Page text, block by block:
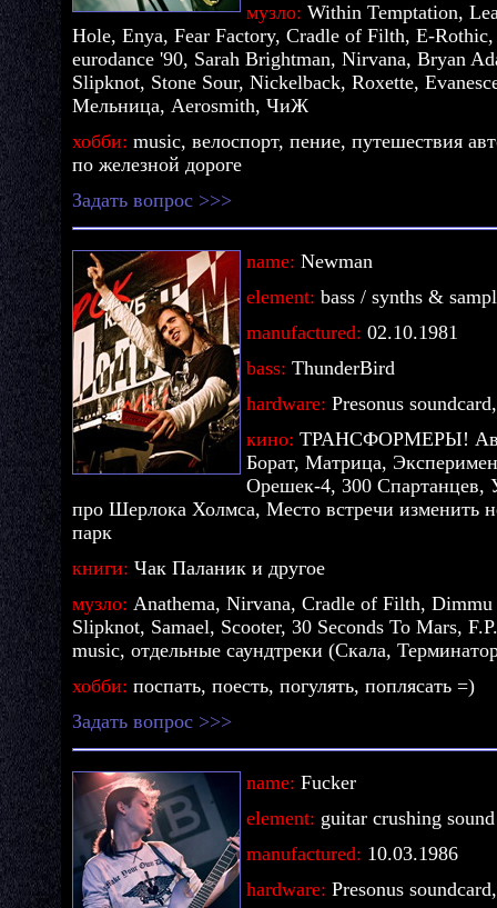
музло: Within Temptation,
Hole, Enya, Fear Factory, Cradle of Filth, E-
eurodance '90, Sarah Brightman, Nirvana, Bryan
Slipknot, Stone Sour, Nickelback, Roxette,
Мельница, Aerosmith, ЧиЖ
хобби: music, велоспорт, пение, путешествия
по железной дороге
Задать вопрос >>>
name: Newman
element: bass / synths &
manufactured: 02.10.1981
bass: ThunderBird
hardware: Presonus
кино: ТРАНСФОРМЕРЫ!
Борат, Матрица,
Орешек-4, 300 Спартанцев,
про Шерлока Холмса, Место встречи
парк
книги: Чак Паланик и другое
музло: Anathema, Nirvana, Cradle of Filth,
Slipknot, Samael, Scooter, 30 Seconds To Mars,
music, отдельные саундтреки (Скала,
хобби: поспать, поесть, погулять, поплясать =)
Задать вопрос >>>
name: Fucker
element: guitar crushing sound
manufactured: 10.03.1986
hardware: Presonus